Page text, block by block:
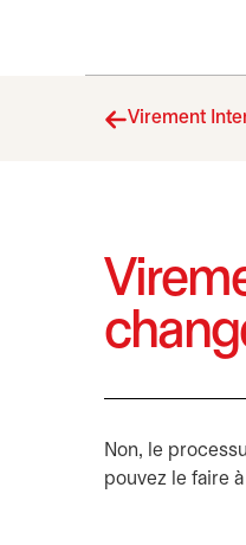
Virement
Non, le
pouvez le faire